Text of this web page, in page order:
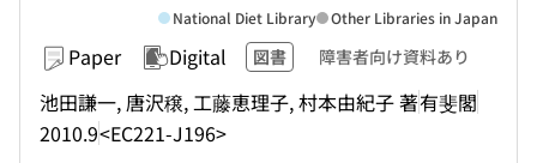
Paper Digital 図書 障害者向け資料あり
池田謙一, 唐沢穣, 工藤恵理子, 村本由紀子 著有斐閣
2010.9<EC221-J196>
National Diet Library Other Libraries in Japan